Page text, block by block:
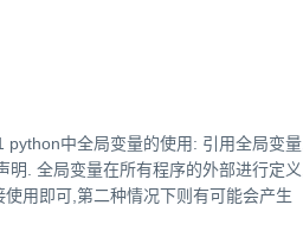
中全局变量的使用: 引用全局变
. 全局变量在所有程序的外部进行定
用即可,第二种情况下则有可能会产生